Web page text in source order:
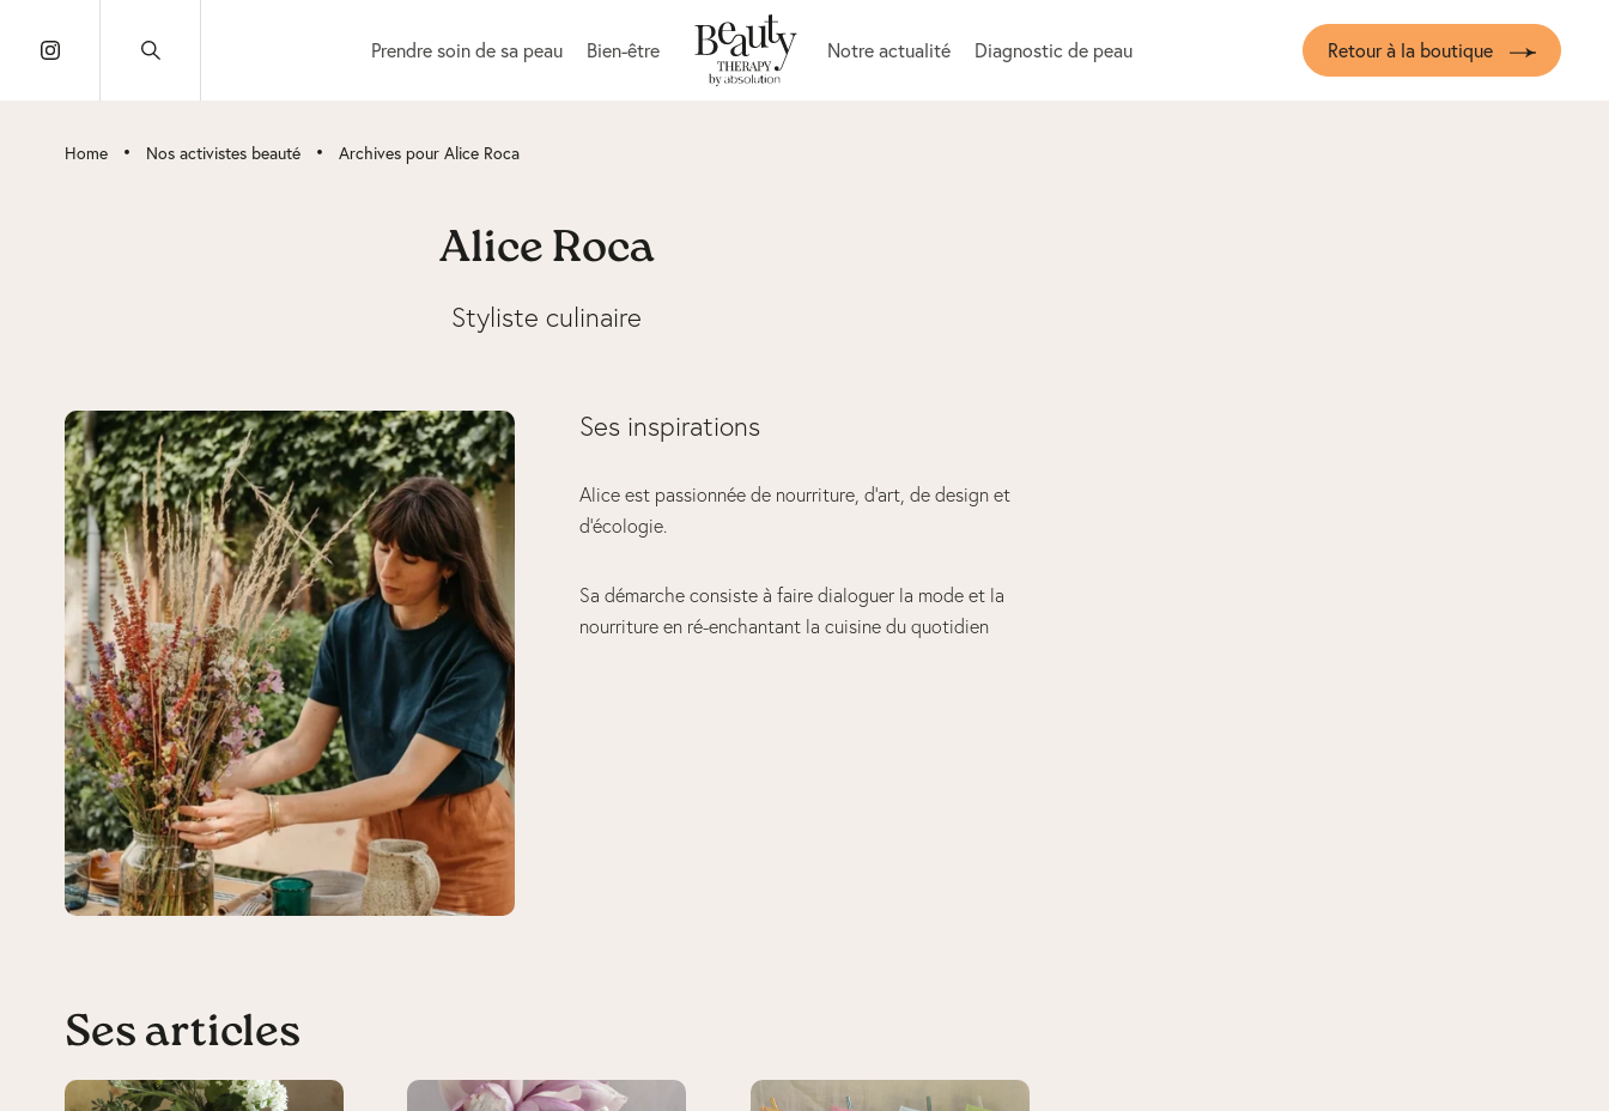
Prendre soin de sa peau Bien-être Notre actualité Diagnostic de peau Retour à la boutique
Home • Nos activistes beauté • Archives pour Alice Roca
Alice Roca
Styliste culinaire
Ses inspirations
Alice est passionnée de nourriture, d’art, de design et
d’écologie.
Sa démarche consiste à faire dialoguer la mode et la
nourriture en ré-enchantant la cuisine du quotidien
Ses articles